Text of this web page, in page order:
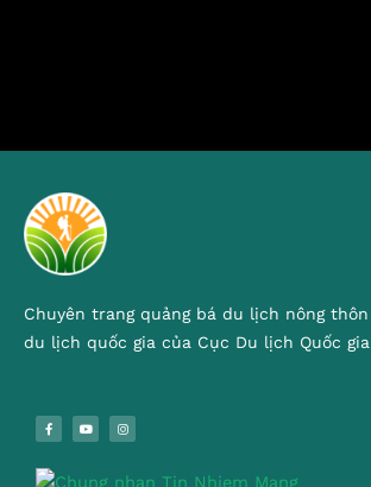
Chuyên trang quảng bá du lịch nông
du lịch quốc gia của Cục Du lịch Quốc